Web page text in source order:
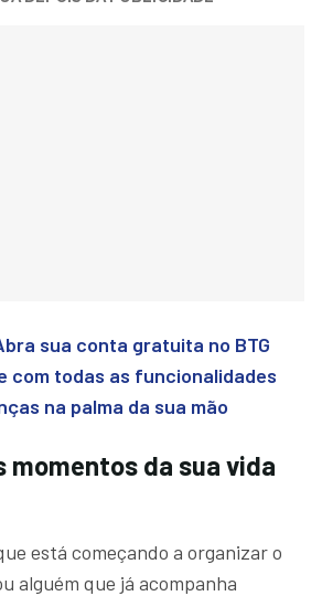
sua conta gratuita no BTG
com todas as funcionalidades
na palma da sua mão
momentos da sua vida
está começando a organizar o
alguém que já acompanha